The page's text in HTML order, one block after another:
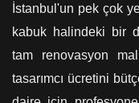
İstanbul'un pek çok
kabuk halindeki bir
tam renovasyon
tasarımcı ücretini